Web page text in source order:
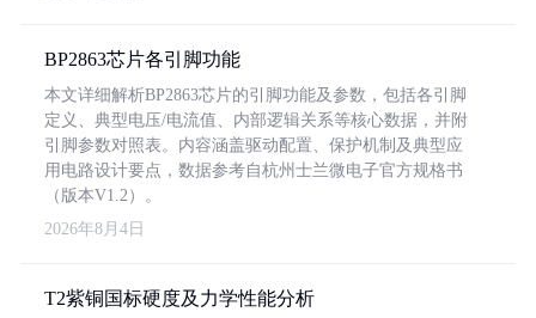
BP2863芯片各引脚功能
本文详细解析BP2863芯片的引脚功能及参数，包括各引脚
定义、典型电压/电流值、内部逻辑关系等核心数据，并附
引脚参数对照表。内容涵盖驱动配置、保护机制及典型应
用电路设计要点，数据参考自杭州士兰微电子官方规格书
（版本V1.2）。
2026年8月4日
T2紫铜国标硬度及力学性能分析